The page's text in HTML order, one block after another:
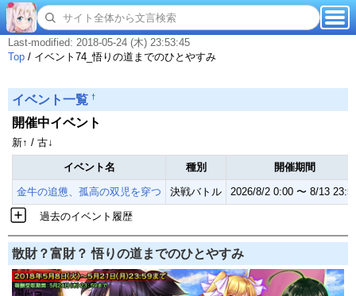
Last-modified: 2018-05-24 (木) 23:53:45
Top / イベント74_悟りの道までのひとやすみ
イベント一覧 †
開催中イベント
新↑ / 古↓
イベント名 種別 開催期間
金牛の追憊、孤高の双児を穿つ 決戦バトル 2026/8/2 0:00 〜 8/13
過去のイベント履歴
散財？富財？ 悟りの道までのひとやすみ